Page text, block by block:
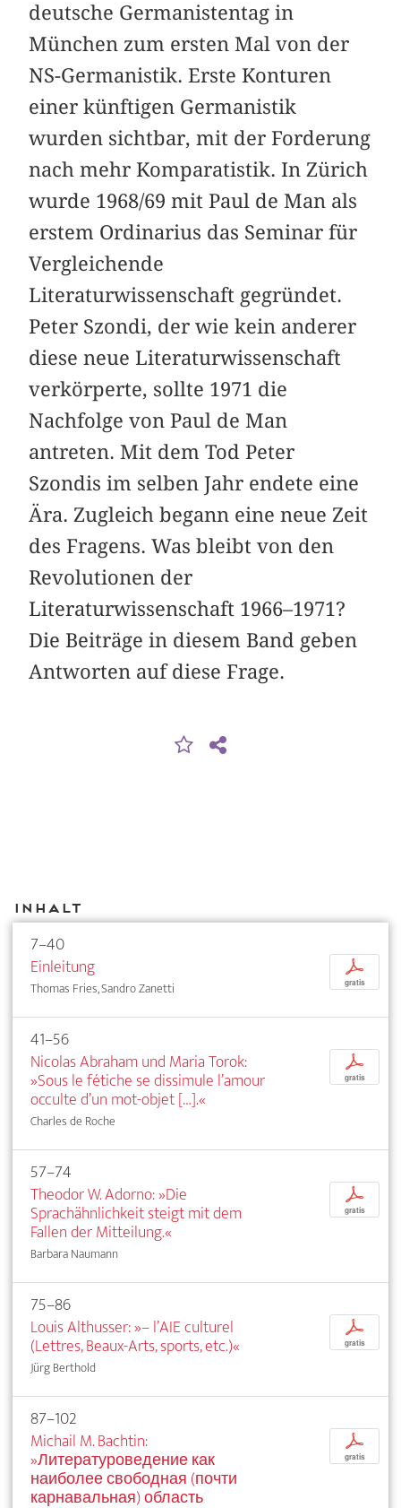
deutsche Germanistentag in
München zum ersten Mal von der
NS-Germanistik. Erste Konturen
einer künftigen Germanistik
wurden sichtbar, mit der Forderung
nach mehr Komparatistik. In Zürich
wurde 1968/69 mit Paul de Man als
erstem Ordinarius das Seminar für
Vergleichende
Literaturwissenschaft gegründet.
Peter Szondi, der wie kein anderer
diese neue Literaturwissenschaft
verkörperte, sollte 1971 die
Nachfolge von Paul de Man
antreten. Mit dem Tod Peter
Szondis im selben Jahr endete eine
Ära. Zugleich begann eine neue Zeit
des Fragens. Was bleibt von den
Revolutionen der
Literaturwissenschaft 1966–1971?
Die Beiträge in diesem Band geben
Antworten auf diese Frage.
Inhalt
7–40
Einleitung
Thomas Fries, Sandro Zanetti
p
gratis
41–56
Nicolas Abraham und Maria Torok:
»Sous le fétiche se dissimule l’amour
occulte d’un mot-objet […].«
Charles de Roche
p
gratis
57–74
Theodor W. Adorno: »Die
Sprachähnlichkeit steigt mit dem
Fallen der Mitteilung.«
Barbara Naumann
p
gratis
75–86
Louis Althusser: »– l’AIE culturel
(Lettres, Beaux-Arts, sports, etc.)«
Jürg Berthold
p
gratis
87–102
Michail M. Bachtin:
»Литературоведение как
наиболее свободная (почти
карнавальная) область
p
gratis